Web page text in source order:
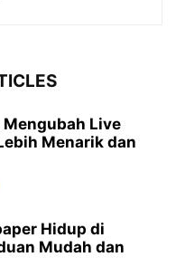
Live
Menarik dan
Hidup di
Mudah dan